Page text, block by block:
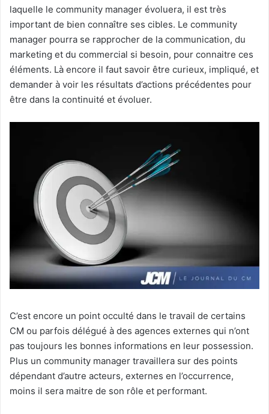
laquelle le community manager évoluera, il est très
important de bien connaître ses cibles. Le community
manager pourra se rapprocher de la communication, du
marketing et du commercial si besoin, pour connaitre ces
éléments. Là encore il faut savoir être curieux, impliqué, et
demander à voir les résultats d’actions précédentes pour
être dans la continuité et évoluer.
C’est encore un point occulté dans le travail de certains
CM ou parfois délégué à des agences externes qui n’ont
pas toujours les bonnes informations en leur possession.
Plus un community manager travaillera sur des points
dépendant d’autre acteurs, externes en l’occurrence,
moins il sera maitre de son rôle et performant.